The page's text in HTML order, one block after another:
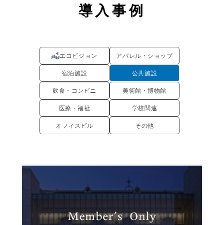
導入事例
エコビジョン アパレル・ショップ
宿泊施設 公共施設
飲食・コンビニ 美術館・博物館
医療・福祉 学校関連
オフィスビル その他